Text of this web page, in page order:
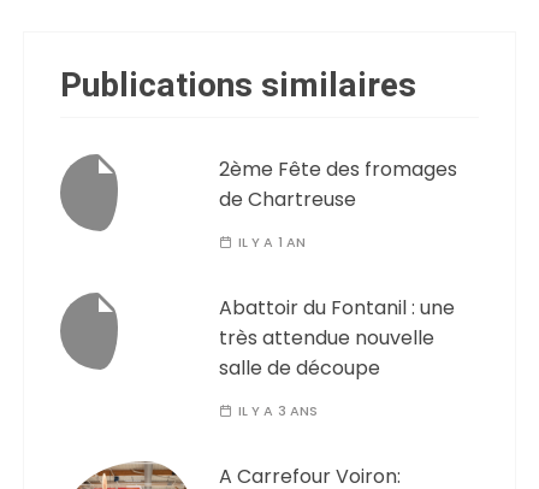
Publications similaires
2ème Fête des fromages
de Chartreuse
IL Y A 1 AN
Abattoir du Fontanil : une
très attendue nouvelle
salle de découpe
IL Y A 3 ANS
A Carrefour Voiron: